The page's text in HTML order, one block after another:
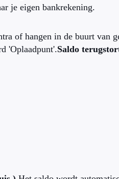
je eigen bankrekening.
of hangen in de buurt van
'Oplaadpunt'.Saldo